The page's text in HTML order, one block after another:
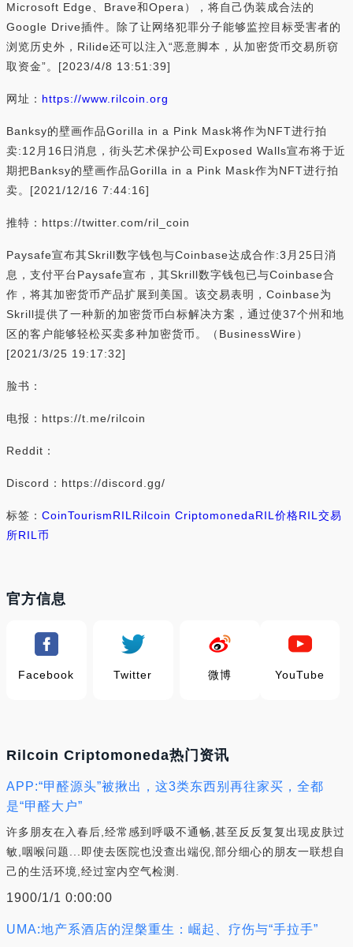
Microsoft Edge、Brave和Opera），将自己伪装成合法的
Google Drive插件。除了让网络犯罪分子能够监控目标受害者的
浏览历史外，Rilide还可以注入“恶意脚本，从加密货币交易所窃
取资金”。[2023/4/8 13:51:39]
网址： https://www.rilcoin.org
Banksy的壁画作品Gorilla in a Pink Mask将作为NFT进行拍
卖:12月16日消息，街头艺术保护公司Exposed Walls宣布将于近
期把Banksy的壁画作品Gorilla in a Pink Mask作为NFT进行拍
卖。[2021/12/16 7:44:16]
推特：https://twitter.com/ril_coin
Paysafe宣布其Skrill数字钱包与Coinbase达成合作:3月25日消
息，支付平台Paysafe宣布，其Skrill数字钱包已与Coinbase合
作，将其加密货币产品扩展到美国。该交易表明，Coinbase为
Skrill提供了一种新的加密货币白标解决方案，通过使37个州和地
区的客户能够轻松买卖多种加密货币。（BusinessWire）
[2021/3/25 19:17:32]
脸书：
电报：https://t.me/rilcoin
Reddit：
Discord：https://discord.gg/
标签： CoinTourismRIL Rilcoin CriptomonedaRIL价格RIL交易
所RIL币
官方信息
Facebook Twitter 微博 YouTube
Rilcoin Criptomoneda热门资讯
APP:“甲醛源头”被揪出，这3类东西别再往家买，全都
是“甲醛大户”
许多朋友在入春后,经常感到呼吸不通畅,甚至反反复复出现皮肤过
敏,咽喉问题...即使去医院也没查出端倪,部分细心的朋友一联想自
己的生活环境,经过室内空气检测.
1900/1/1 0:00:00
UMA:地产系酒店的涅槃重生：崛起、疗伤与“手拉手”